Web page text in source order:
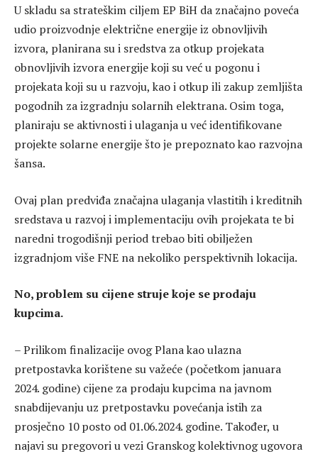
U skladu sa strateškim ciljem EP BiH da značajno poveća
udio proizvodnje električne energije iz obnovljivih
izvora, planirana su i sredstva za otkup projekata
obnovljivih izvora energije koji su već u pogonu i
projekata koji su u razvoju, kao i otkup ili zakup zemljišta
pogodnih za izgradnju solarnih elektrana. Osim toga,
planiraju se aktivnosti i ulaganja u već identifikovane
projekte solarne energije što je prepoznato kao razvojna
šansa.
Ovaj plan predviđa značajna ulaganja vlastitih i kreditnih
sredstava u razvoj i implementaciju ovih projekata te bi
naredni trogodišnji period trebao biti obilježen
izgradnjom više FNE na nekoliko perspektivnih lokacija.
No, problem su cijene struje koje se prodaju
kupcima.
– Prilikom finalizacije ovog Plana kao ulazna
pretpostavka korištene su važeće (početkom januara
2024. godine) cijene za prodaju kupcima na javnom
snabdijevanju uz pretpostavku povećanja istih za
prosječno 10 posto od 01.06.2024. godine. Također, u
najavi su pregovori u vezi Granskog kolektivnog ugovora